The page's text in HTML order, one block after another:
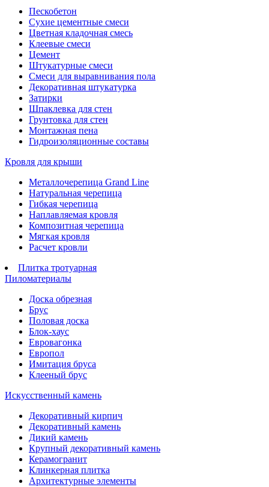
Пескобетон
Сухие цементные смеси
Цветная кладочная смесь
Клеевые смеси
Цемент
Штукатурные смеси
Смеси для выравнивания пола
Декоративная штукатурка
Затирки
Шпаклевка для стен
Грунтовка для стен
Монтажная пена
Гидроизоляционные составы
Кровля для крыши
Металлочерепица Grand Line
Натуральная черепица
Гибкая черепица
Наплавляемая кровля
Композитная черепица
Мягкая кровля
Расчет кровли
Плитка тротуарная
Пиломатериалы
Доска обрезная
Брус
Половая доска
Блок-хаус
Евровагонка
Европол
Имитация бруса
Клееный брус
Искусственный камень
Декоративный кирпич
Декоративный камень
Дикий камень
Крупный декоративный камень
Керамогранит
Клинкерная плитка
Архитектурные элементы